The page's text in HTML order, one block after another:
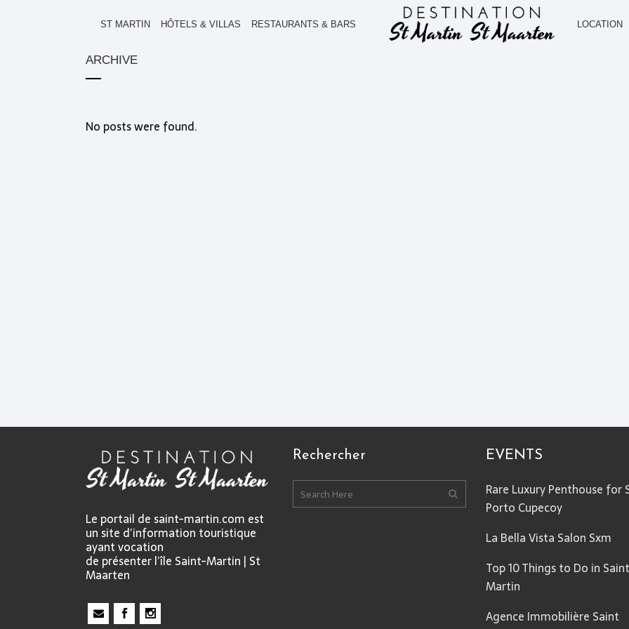
ST MARTIN HÔTELS & VILLAS RESTAURANTS & BARS LOCATION
ARCHIVE
No posts were found.
Le portail de saint-martin.com est
un site d’information touristique
ayant vocation
de présenter l’île Saint-Martin | St
Maarten
Rechercher EVENTS
Rare Luxury Penthouse for
Porto Cupecoy
La Bella Vista Salon Sxm
Top 10 Things to Do in Saint
Martin
Agence Immobilière Saint